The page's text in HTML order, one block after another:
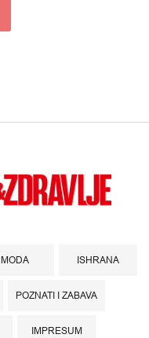
MODA ISHRANA
POZNATI I ZABAVA
IMPRESUM